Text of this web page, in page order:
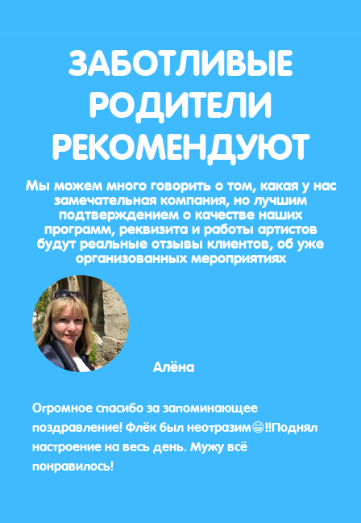
ЗАБОТЛИВЫЕ
РОДИТЕЛИ
РЕКОМЕНДУЮТ
Мы можем много говорить о том, какая у нас
замечательная компания, но лучшим
подтверждением о качестве наших
программ, реквизита и работы артистов
будут реальные отзывы клиентов, об уже
организованных мероприятиях
Алёна
Огромное спасибо за запоминающее
поздравление! Флёк был неотразим😁‼️Поднял
настроение на весь день. Мужу всё
понравилось!